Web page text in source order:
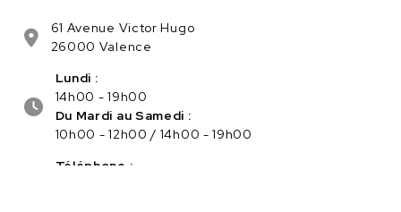
61 Avenue Victor Hugo
26000 Valence
Lundi :
14h00 - 19h00
Du Mardi au Samedi :
10h00 - 12h00 / 14h00 - 19h00
Téléphone :